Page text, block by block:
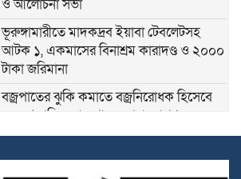
ও আলোচনা সভা
ভূরুঙ্গামারীতে মাদকদ্রব ইয়াবা টেবলেটসহ
আটক ১, একমাসের বিনাশ্রম কারাদণ্ড ও ২০০০
টাকা জরিমানা
বজ্রপাতের ঝুকি কমাতে বজ্রনিরোধক হিসেবে
দেড় শতাধিক তাল গাছের চারা রোপণ
২০ আগস্ট রাষ্ট্রপতি নির্বাচন